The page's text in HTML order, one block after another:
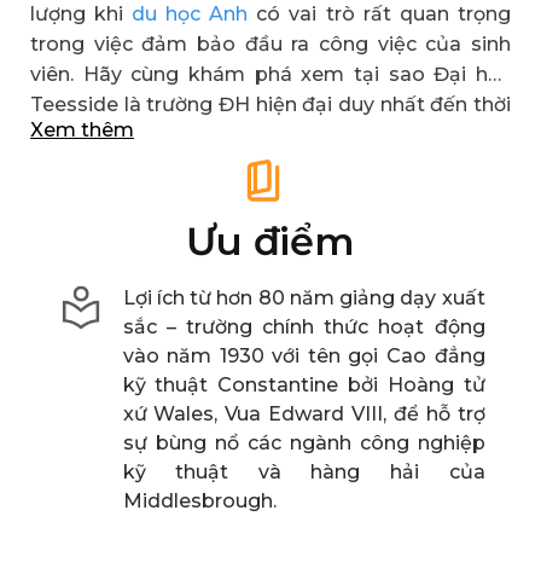
lượng khi du học Anh có vai trò rất quan trọng
trong việc đảm bảo đầu ra công việc của sinh
viên. Hãy cùng khám phá xem tại sao Đại học
Teesside là trường ĐH hiện đại duy nhất đến thời
điểm này đạt được giải thưởng “trường Đại học
Xem thêm
Ưu điểm
Lợi ích từ hơn 80 năm giảng dạy xuất
sắc – trường chính thức hoạt động
vào năm 1930 với tên gọi Cao đẳng
kỹ thuật Constantine bởi Hoàng tử
xứ Wales, Vua Edward VIII, để hỗ trợ
sự bùng nổ các ngành công nghiệp
kỹ thuật và hàng hải của
Middlesbrough.